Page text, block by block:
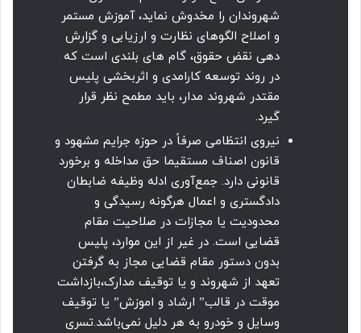
شهروندان را مخدوش نماید، آموزش مستمر
و اصلاح الگوهای نظارت و ارزیابی و گزارش
دهی نقض حقوق، گام های بلندی است که
در روند توسعه کارامدی و اثربخشی پلیس
مقتدر شهروند مدار، باید مطمح نظر قرار
گیرد.
نیروی انتظامی صرفاً در حوزه جرایم مشهود و
قانون اصناف مستقیما حق مداخله و برخورد
قانونی دارد. جمع‌آوری ادله وظیفه ضابطان
دادگستری و اعمال هرگونه رسیدگی و
محدودیت یا مجازات در صلاحیت مقام
قضایی است. در غیر از این موارد، پلیس
بدون دستور مقام قضایی مجاز به گرفتن
تعهد از شهروند و یا توقیف مدارک،بازداشت
موقت در قالب” ارشاد و اموزش” یا توقیف
وسایل و خودرو به هر دلیل نمی‌باشد.تسری